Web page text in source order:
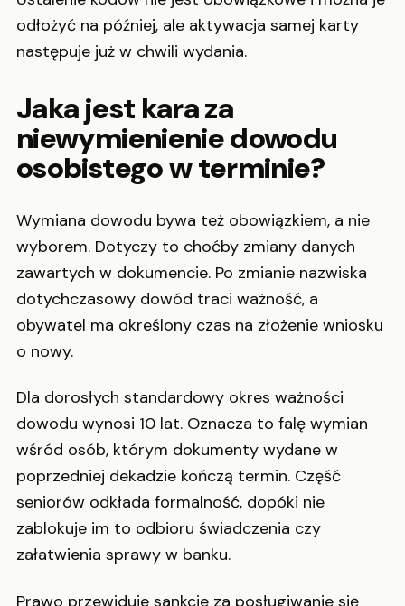
odłożyć na później, ale aktywacja samej karty
następuje już w chwili wydania.
Jaka jest kara za
niewymienienie dowodu
osobistego w terminie?
Wymiana dowodu bywa też obowiązkiem, a nie
wyborem. Dotyczy to choćby zmiany danych
zawartych w dokumencie. Po zmianie nazwiska
dotychczasowy dowód traci ważność, a
obywatel ma określony czas na złożenie wniosku
o nowy.
Dla dorosłych standardowy okres ważności
dowodu wynosi 10 lat. Oznacza to falę wymian
wśród osób, którym dokumenty wydane w
poprzedniej dekadzie kończą termin. Część
seniorów odkłada formalność, dopóki nie
zablokuje im to odbioru świadczenia czy
załatwienia sprawy w banku.
Prawo przewiduje sankcje za posługiwanie się